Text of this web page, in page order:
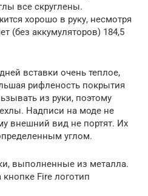
все скруглены.
хорошо в руку, несмотря
(без аккумуляторов) 184,5
вставки очень теплое,
рифленость покрытия
из руки, поэтому
Надписи на моде не
внешний вид не портят. Их
углом.
выполненные из металла.
Fire логотип